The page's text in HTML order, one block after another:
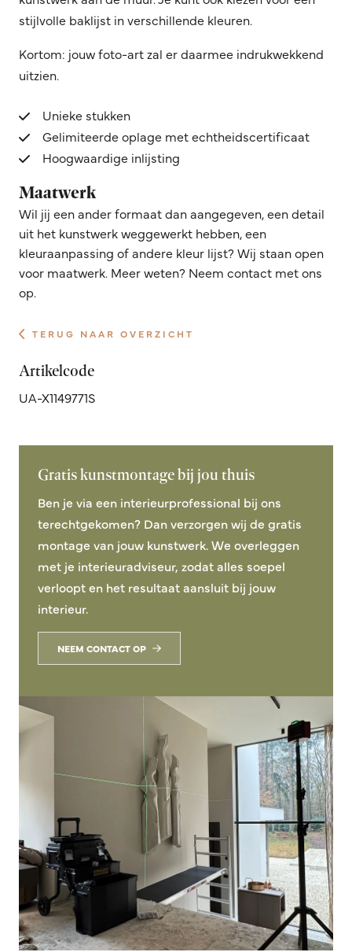
stijlvolle baklijst in verschillende kleuren.
Kortom: jouw foto-art zal er daarmee indrukwekkend
uitzien.
Unieke stukken
Gelimiteerde oplage met echtheidscertificaat
Hoogwaardige inlijsting
Maatwerk
Wil jij een ander formaat dan aangegeven, een detail
uit het kunstwerk weggewerkt hebben, een
kleuraanpassing of andere kleur lijst? Wij staan open
voor maatwerk. Meer weten? Neem contact met ons
op.
TERUG NAAR OVERZICHT
Artikelcode
UA-X1149771S
Gratis kunstmontage bij jou thuis
Ben je via een interieurprofessional bij ons
terechtgekomen? Dan verzorgen wij de gratis
montage van jouw kunstwerk. We overleggen
met je interieuradviseur, zodat alles soepel
verloopt en het resultaat aansluit bij jouw
interieur.
NEEM CONTACT OP